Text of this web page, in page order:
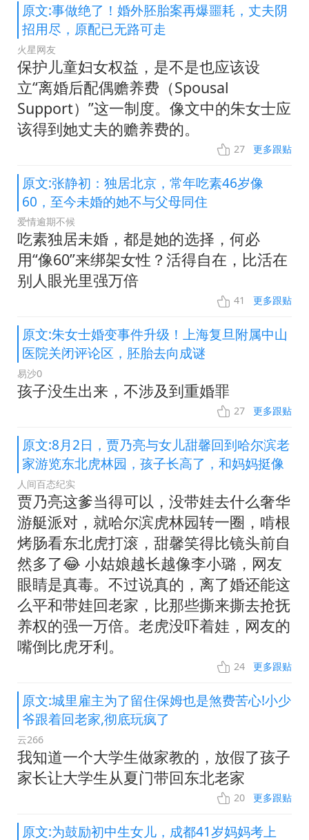
原文:事做绝了！婚外胚胎案再爆噩耗，丈夫阴
招用尽，原配已无路可走
火星网友
保护儿童妇女权益，是不是也应该设
立“离婚后配偶赡养费（Spousal
Support）”这一制度。像文中的朱女士应
该得到她丈夫的赡养费的。
27 更多跟贴
原文:张静初：独居北京，常年吃素46岁像
60，至今未婚的她不与父母同住
爱情逾期不候
吃素独居未婚，都是她的选择，何必
用“像60”来绑架女性？活得自在，比活在
别人眼光里强万倍
41 更多跟贴
原文:朱女士婚变事件升级！上海复旦附属中山
医院关闭评论区，胚胎去向成谜
易沙0
孩子没生出来，不涉及到重婚罪
27 更多跟贴
原文:8月2日，贾乃亮与女儿甜馨回到哈尔滨老
家游览东北虎林园，孩子长高了，和妈妈挺像
人间百态纪实
贾乃亮这爹当得可以，没带娃去什么奢华
游艇派对，就哈尔滨虎林园转一圈，啃根
烤肠看东北虎打滚，甜馨笑得比镜头前自
然多了😂 小姑娘越长越像李小璐，网友
眼睛是真毒。不过说真的，离了婚还能这
么平和带娃回老家，比那些撕来撕去抢抚
养权的强一万倍。老虎没吓着娃，网友的
嘴倒比虎牙利。
24 更多跟贴
原文:城里雇主为了留住保姆也是煞费苦心!小少
爷跟着回老家,彻底玩疯了
云266
我知道一个大学生做家教的，放假了孩子
家长让大学生从夏门带回东北老家
20 更多跟贴
原文:为鼓励初中生女儿，成都41岁妈妈考上